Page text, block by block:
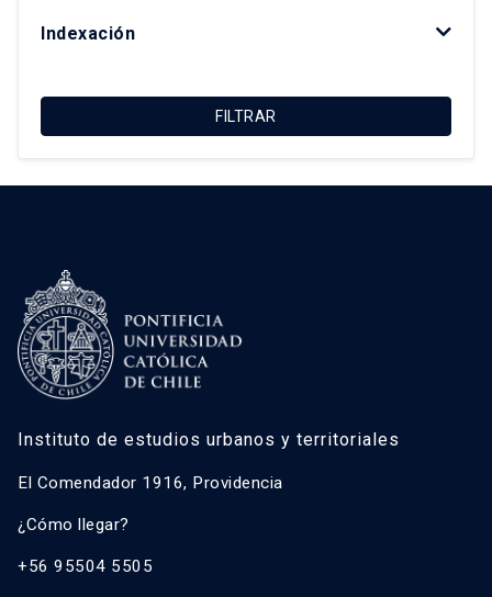
Indexación
FILTRAR
Instituto de estudios urbanos y territoriales
El Comendador 1916, Providencia
¿Cómo llegar?
+56 95504 5505